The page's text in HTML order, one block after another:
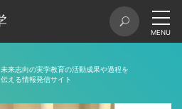
未来志向の実学教育の活動成果や過程を
伝える情報発信サイト